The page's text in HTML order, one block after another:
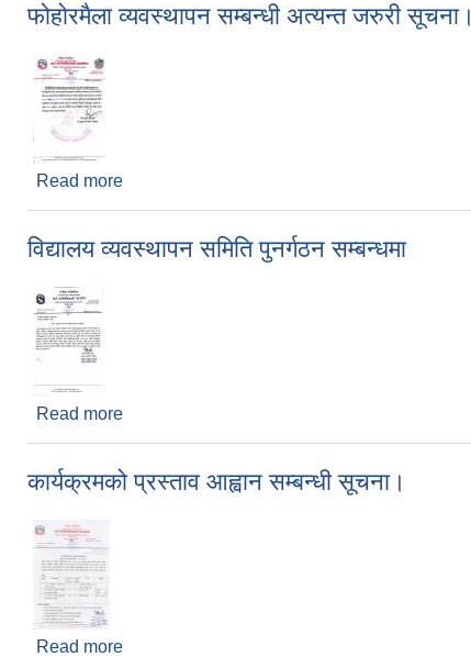
फोहोरमैला व्यवस्थापन सम्बन्धी अत्यन्त जरुरी सूचना।
Read more
विद्यालय व्यवस्थापन समिति पुनर्गठन सम्बन्धमा
Read more
कार्यक्रमको प्रस्ताव आह्वान सम्बन्धी सूचना।
Read more